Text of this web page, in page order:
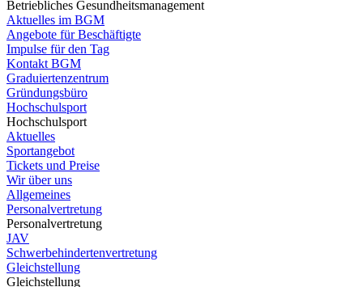
Betriebliches Gesundheitsmanagement
Aktuelles im BGM
Angebote für Beschäftigte
Impulse für den Tag
Kontakt BGM
Graduiertenzentrum
Gründungsbüro
Hochschulsport
Hochschulsport
Aktuelles
Sportangebot
Tickets und Preise
Wir über uns
Allgemeines
Personalvertretung
Personalvertretung
JAV
Schwerbehindertenvertretung
Gleichstellung
Gleichstellung